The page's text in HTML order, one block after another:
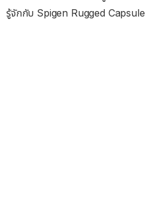
รู้จักกับ Spigen Rugged Capsule